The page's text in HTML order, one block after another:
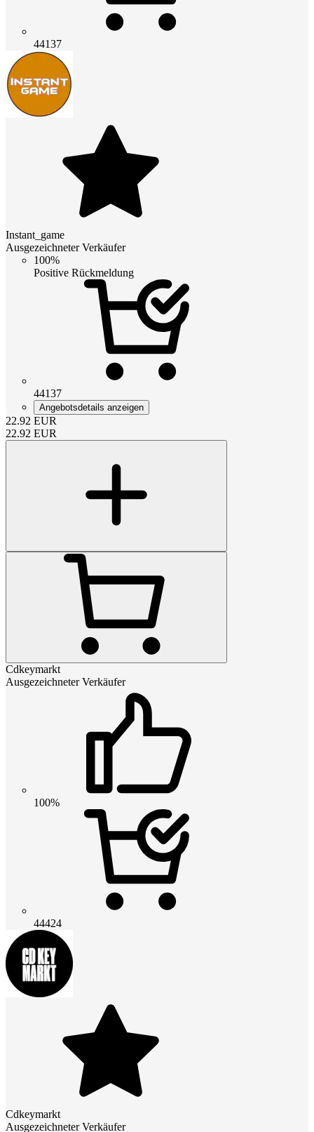
44137
Instant_game
Ausgezeichneter Verkäufer
100%
Positive Rückmeldung
44137
Angebotsdetails anzeigen
22.92 EUR
22.92 EUR
Cdkeymarkt
Ausgezeichneter Verkäufer
100%
44424
Cdkeymarkt
Ausgezeichneter Verkäufer